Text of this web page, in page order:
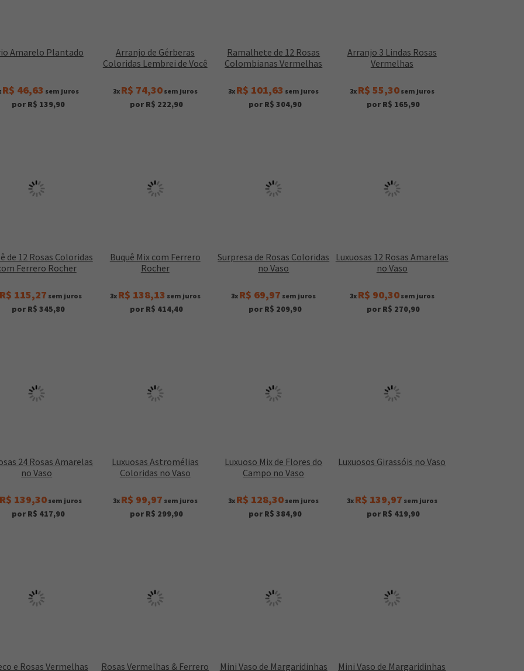
Amarelo Plantado
R$ 46,63 sem juros
por R$ 139,90
Arranjo de Gérberas
Coloridas Lembrei de Você
3x R$ 74,30sem juros
por R$ 222,90
Ramalhete de 12 Rosas
Colombianas Vermelhas
3x R$ 101,63 sem juros
por R$ 304,90
Arranjo 3 Lindas Rosas
Vermelhas
3x R$ 55,30sem juros
por R$ 165,90
de 12 Rosas Coloridas
Ferrero Rocher
R$ 115,27 sem juros
por R$ 345,80
Buquê Mix com Ferrero
Rocher
3x R$ 138,13 sem juros
por R$ 414,40
Surpresa de Rosas Coloridas
no Vaso
3x R$ 69,97 sem juros
por R$ 209,90
Luxuosas 12 Rosas Amarelas
no Vaso
3x R$ 90,30sem juros
por R$ 270,90
24 Rosas Amarelas
no Vaso
R$ 139,30 sem juros
por R$ 417,90
Luxuosas Astromélias
Coloridas no Vaso
3x R$ 99,97 sem juros
por R$ 299,90
Luxuoso Mix de Flores do
Campo no Vaso
3x R$ 128,30 sem juros
por R$ 384,90
Luxuosos Girassóis no Vaso
3x R$ 139,97 sem juros
por R$ 419,90
e Rosas Vermelhas
Rosas Vermelhas & Ferrero
Mini Vaso de Margaridinhas
Mini Vaso de Margaridinhas